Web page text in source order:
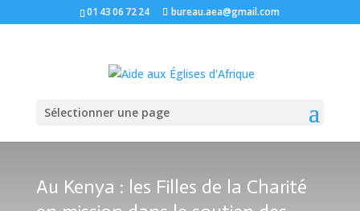
01 43 06 72 24 bureau.aea@gmail.com
Sélectionner une page
Au Kenya : les Filles de la Charité